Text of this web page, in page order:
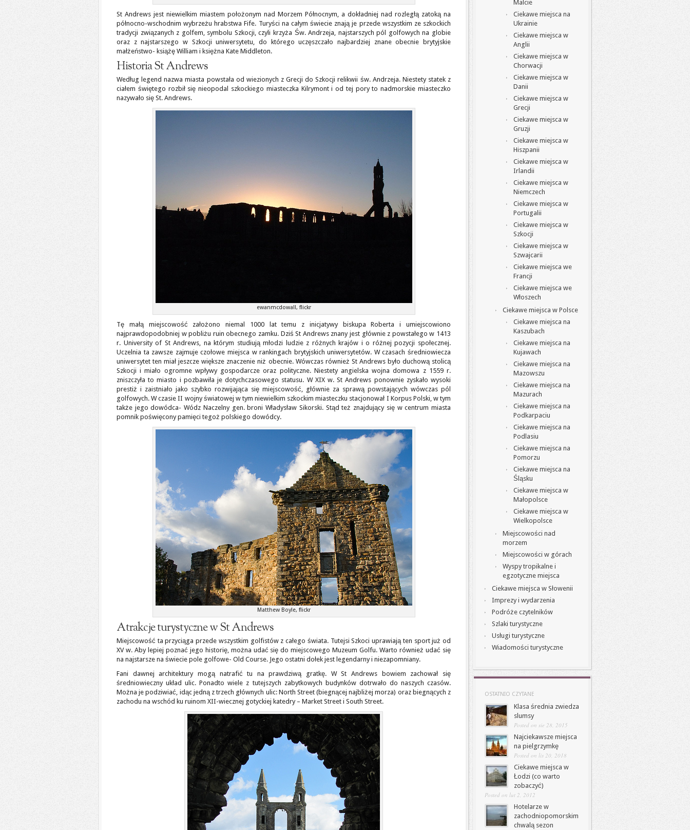
St Andrews jest niewielkim miastem położonym nad Morzem Północnym, a dokładniej nad rozległą zatoką na
północno-wschodnim wybrzeżu hrabstwa Fife. Turyści na całym świecie znają je przede wszystkim ze szkockich
tradycji związanych z golfem, symbolu Szkocji, czyli krzyża Św. Andrzeja, najstarszych pól golfowych na globie
oraz z najstarszego w Szkocji uniwersytetu, do którego uczęszczało najbardziej znane obecnie brytyjskie
małżeństwo- książę William i księżna Kate Middleton.
Historia St Andrews
Według legend nazwa miasta powstała od wiezionych z Grecji do Szkocji relikwii św. Andrzeja. Niestety statek z
ciałem świętego rozbił się nieopodal szkockiego miasteczka Kilrymont i od tej pory to nadmorskie miasteczko
nazywało się St. Andrews.
ewanmcdowall, flickr
Tę małą miejscowość założono niemal 1000 lat temu z inicjatywy biskupa Roberta i umiejscowiono
najprawdopodobniej w pobliżu ruin obecnego zamku. Dziś St Andrews znany jest głównie z powstałego w 1413
r. University of St Andrews, na którym studiują młodzi ludzie z różnych krajów i o różnej pozycji społecznej.
Uczelnia ta zawsze zajmuje czołowe miejsca w rankingach brytyjskich uniwersytetów. W czasach średniowiecza
uniwersytet ten miał jeszcze większe znaczenie niż obecnie. Wówczas również St Andrews było duchową stolicą
Szkocji i miało ogromne wpływy gospodarcze oraz polityczne. Niestety angielska wojna domowa z 1559 r.
zniszczyła to miasto i pozbawiła je dotychczasowego statusu. W XIX w. St Andrews ponownie zyskało wysoki
prestiż i zaistniało jako szybko rozwijająca się miejscowość, głównie za sprawą powstających wówczas pól
golfowych. W czasie II wojny światowej w tym niewielkim szkockim miasteczku stacjonował I Korpus Polski, w tym
także jego dowódca- Wódz Naczelny gen. broni Władysław Sikorski. Stąd też znajdujący się w centrum miasta
pomnik poświęcony pamięci tegoż polskiego dowódcy.
Matthew Boyle, flickr
Atrakcje turystyczne w St Andrews
Miejscowość ta przyciąga przede wszystkim golfistów z całego świata. Tutejsi Szkoci uprawiają ten sport już od
XV w. Aby lepiej poznać jego historię, można udać się do miejscowego Muzeum Golfu. Warto również udać się
na najstarsze na świecie pole golfowe- Old Course. Jego ostatni dołek jest legendarny i niezapomniany.
Fani dawnej architektury mogą natrafić tu na prawdziwą gratkę. W St Andrews bowiem zachował się
średniowieczny układ ulic. Ponadto wiele z tutejszych zabytkowych budynków dotrwało do naszych czasów.
Można je podziwiać, idąc jedną z trzech głównych ulic: North Street (biegnącej najbliżej morza) oraz biegnących z
zachodu na wschód ku ruinom XII-wiecznej gotyckiej katedry – Market Street i South Street.
Malcie
Ciekawe miejsca na
Ukrainie
Ciekawe miejsca w
Anglii
Ciekawe miejsca w
Chorwacji
Ciekawe miejsca w
Danii
Ciekawe miejsca w
Grecji
Ciekawe miejsca w
Gruzji
Ciekawe miejsca w
Hiszpanii
Ciekawe miejsca w
Irlandii
Ciekawe miejsca w
Niemczech
Ciekawe miejsca w
Portugalii
Ciekawe miejsca w
Szkocji
Ciekawe miejsca w
Szwajcarii
Ciekawe miejsca we
Francji
Ciekawe miejsca we
Włoszech
Ciekawe miejsca w Polsce
Ciekawe miejsca na
Kaszubach
Ciekawe miejsca na
Kujawach
Ciekawe miejsca na
Mazowszu
Ciekawe miejsca na
Mazurach
Ciekawe miejsca na
Podkarpaciu
Ciekawe miejsca na
Podlasiu
Ciekawe miejsca na
Pomorzu
Ciekawe miejsca na
Śląsku
Ciekawe miejsca w
Małopolsce
Ciekawe miejsca w
Wielkopolsce
Miejscowości nad
morzem
Miejscowości w górach
Wyspy tropikalne i
egzotyczne miejsca
Ciekawe miejsca w Słowenii
Imprezy i wydarzenia
Podróże czytelników
Szlaki turystyczne
Usługi turystyczne
Wiadomości turystyczne
OSTATNIO CZYTANE
Klasa średnia zwiedza
slumsy
Posted on sie 28, 2015
Najciekawsze miejsca
na pielgrzymkę
Posted on lis 20, 2018
Ciekawe miejsca w
Łodzi (co warto
zobaczyć)
Posted on lut 2, 2012
Hotelarze w
zachodniopomorskim
chwalą sezon